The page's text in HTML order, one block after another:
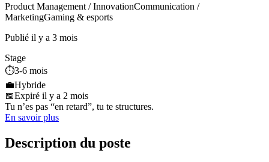
Product Management / InnovationCommunication /
MarketingGaming & esports
Publié il y a 3 mois
Stage
⏱️3-6 mois
💼Hybride
📅Expiré il y a 2 mois
Tu n’es pas “en retard”, tu te structures.
En savoir plus
Description du poste